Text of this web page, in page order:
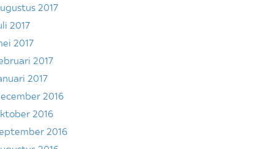
2017
2017
2017
2017
2017
2016
2016
2016